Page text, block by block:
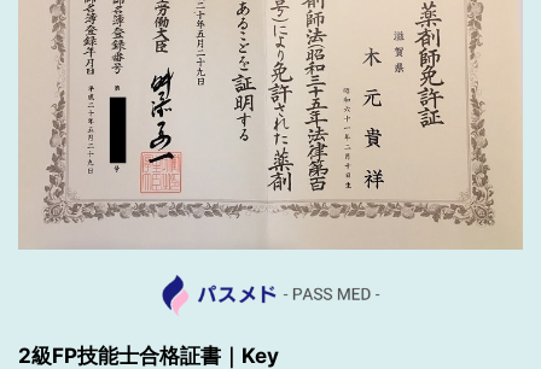
2級FP技能士合格証書｜Key